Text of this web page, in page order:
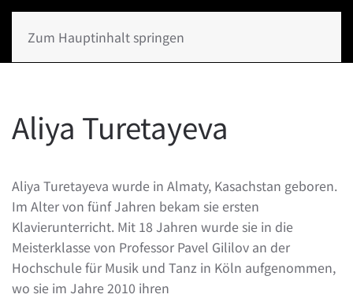
Zum Hauptinhalt springen
Aliya Turetayeva
Aliya Turetayeva wurde in Almaty, Kasachstan geboren.
Im Alter von fünf Jahren bekam sie ersten
Klavierunterricht. Mit 18 Jahren wurde sie in die
Meisterklasse von Professor Pavel Gililov an der
Hochschule für Musik und Tanz in Köln aufgenommen,
wo sie im Jahre 2010 ihren